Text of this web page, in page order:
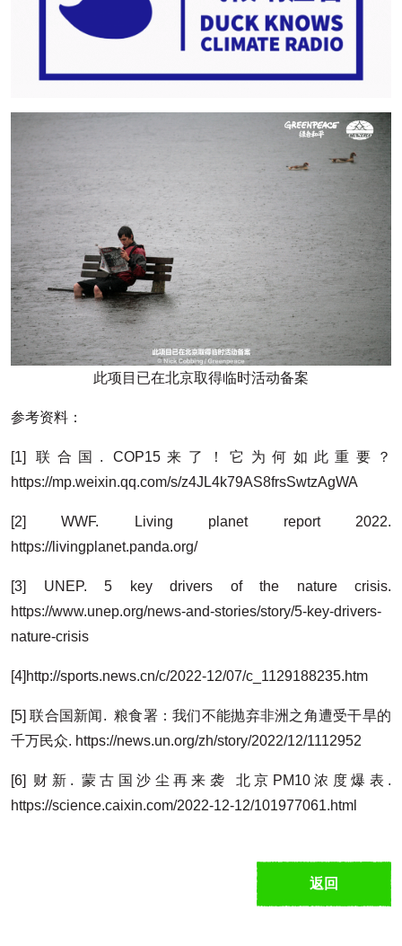
此项目已在北京取得临时活动备案
参考资料：
[1] 联合国. COP15来了！它为何如此重要？
https://mp.weixin.qq.com/s/z4JL4k79AS8frsSwtzAgWA
[2] WWF. Living planet report 2022.
https://livingplanet.panda.org/
[3] UNEP. 5 key drivers of the nature crisis.
https://www.unep.org/news-and-stories/story/5-key-drivers-
nature-crisis
[4]http://sports.news.cn/c/2022-12/07/c_1129188235.htm
[5] 联合国新闻. 粮食署：我们不能抛弃非洲之角遭受干旱的
千万民众. https://news.un.org/zh/story/2022/12/1112952
[6] 财新. 蒙古国沙尘再来袭 北京PM10浓度爆表.
https://science.caixin.com/2022-12-12/101977061.html
返回